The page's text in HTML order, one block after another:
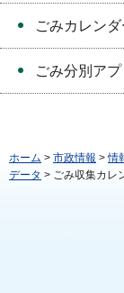
ごみカレンダ
ごみ分別ア
ホーム > 市政情報 >情
データ > ごみ収集カレ